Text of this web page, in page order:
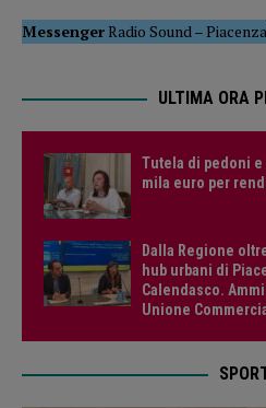
MessengerRadio Sound–
ULTIMA ORA
Tutela di pedoni
mila euro per
Dalla Regione
hub urbani di
Calendasco.
Unione